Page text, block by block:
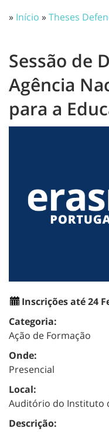
» Início »Theses
Sessão de
Agência
para a
Inscrições até 24
Categoria:
Ação de Formação
Onde:
Presencial
Local:
Auditório do Instituto
Descrição: